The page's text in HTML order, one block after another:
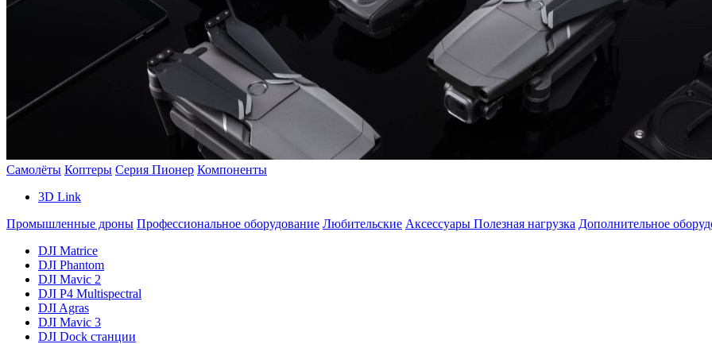
Самолёты Коптеры Серия Пионер Компоненты
3D Link
Промышленные дроны Профессиональное оборудование Любительские Аксессуары Полезная нагрузка Дополнительное
DJI Matrice
DJI Phantom
DJI Mavic 2
DJI P4 Multispectral
DJI Agras
DJI Mavic 3
DJI Dock станции